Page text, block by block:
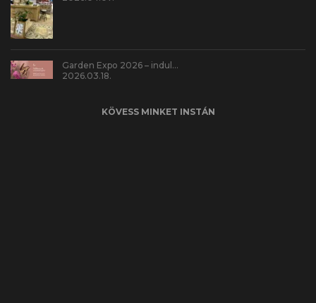
Garden Expo 2026 – indul…
2026.03.18.
KÖVESS MINKET INSTÁN